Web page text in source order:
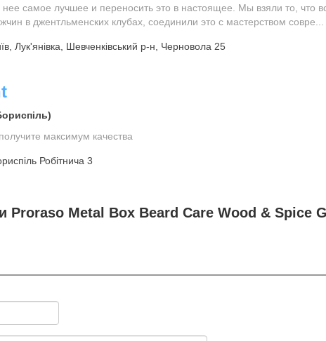
нее самое лучшее и переносить это в настоящее. Мы взяли то, что
в джентльменских клубах, соединили это с мастерством совре...
Лук'янівка, Шевченківський р-н, Черновола 25
максимум качества
Робітнича 3
Metal Box Beard Care Wood & Spice